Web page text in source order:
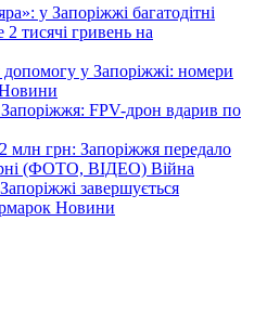
у Запоріжжі багатодітні
тисячі гривень на
допомогу у Запоріжжі: номери
Запоріжжя: FPV-дрон вдарив по
млн грн: Запоріжжя передало
(ФОТО, ВІДЕО) Війна
завершується
Новини